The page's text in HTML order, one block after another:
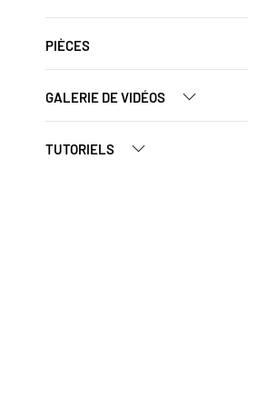
PIÈCES
GALERIE DE VIDÉOS
TUTORIELS